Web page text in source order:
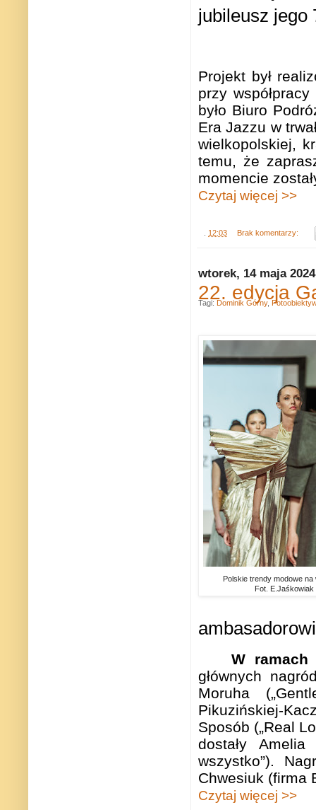
jubileusz jego
Projekt był
przy
było Biuro
Era Jazzu w
wielkopolskiej,
temu, że
momencie
Czytaj więcej >>
12:03 Brak komentarzy:
wtorek, 14 maja 2024
22. edycja
Polskie trendy modowe na
Fot. E.Jaśkowiak
W
głównych
Moruha
Pikuzińskiej-
Sposób („Real
dostały
wszystko”).
Chwesiuk (firma
Czytaj więcej >>
Tagi: Dominik Górny, Fotoobiektyw